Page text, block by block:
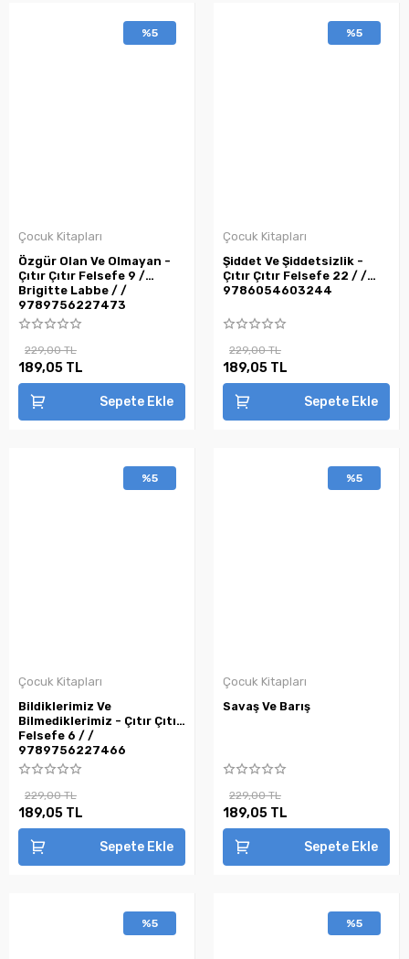
%5
Çocuk Kitapları
Özgür Olan Ve Olmayan -
Çıtır Çıtır Felsefe 9 /
Brigitte Labbe / /
9789756227473
229,00 TL
189,05 TL
Sepete Ekle
%5
Çocuk Kitapları
Şiddet Ve Şiddetsizlik -
Çıtır Çıtır Felsefe 22 / /
9786054603244
229,00 TL
189,05 TL
Sepete Ekle
%5
Çocuk Kitapları
Bildiklerimiz Ve
Bilmediklerimiz - Çıtır Çıtır
Felsefe 6 / /
9789756227466
229,00 TL
189,05 TL
Sepete Ekle
%5
Çocuk Kitapları
Savaş Ve Barış
229,00 TL
189,05 TL
Sepete Ekle
%5 %5